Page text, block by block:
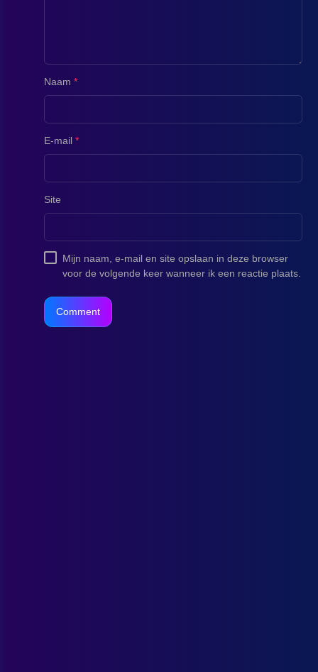
Naam*
E-mail*
Site
Mijn naam, e-mail en site opslaan in deze browser
voor de volgende keer wanneer ik een reactie plaats.